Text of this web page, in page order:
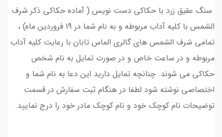
سنگ عقیق زرد با حکاکی دست نویس ( آماده حکاکی ذکر شرف
الشمس با کلیه آداب مربوطه و به نام شما در 19 فروردین ماه) ،
تمامی شرف الشمس های گالری الماس تابان با رعایت کلیه آداب
مربوطه و در ساعت خاص و در صورت تمایل به نام شخص
حکاکی می شوند. چنانچه تمایل دارید این دعا به نام شما و
اختصاصی نوشته شود لطفا در هنگام ثبت سفارش در قسمت
توضیحات نام کوچک خود و نام کوچک مادر خود را درج نمایید.